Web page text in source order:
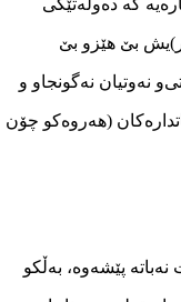
كه‌ ده‌وڵه‌تێكی
بێ هێزو بێ
نه‌وتیان نه‌گونجاو و
(هه‌روه‌كو چۆن
پێشه‌وه‌، به‌ڵكو